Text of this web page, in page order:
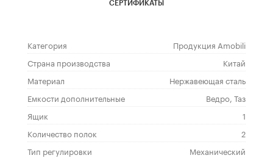
СЕРТИФИКАТЫ
Категория
Продукция Amobili
Страна производства
Китай
Материал
Нержавеющая сталь
Емкости дополнительные
Ведро, Таз
Ящик
1
Количество полок
2
Тип регулировки
Механический